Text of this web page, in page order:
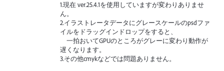
1.現在 ver.25.4.1を使用していますが変わりありませ
ん。
2.イラストレータデータにグレースケールのpsdファ
イルをドラッグインドロップをすると、
一拍おいてGPUのところがグレーに変わり動作が
遅くなります。
3.その他cmykなどでは問題ありません。